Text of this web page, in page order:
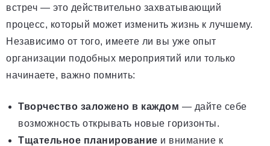
встреч — это действительно захватывающий
процесс, который может изменить жизнь к лучшему.
Независимо от того, имеете ли вы уже опыт
организации подобных мероприятий или только
начинаете, важно помнить:
Творчество заложено в каждом — дайте себе
возможность открывать новые горизонты.
Тщательное планирование и внимание к